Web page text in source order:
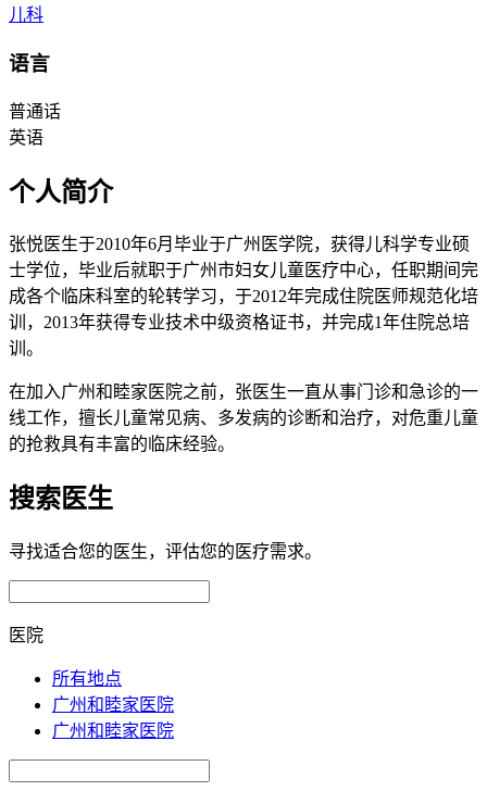
儿科
语言
普通话
英语
个人简介
张悦医生于2010年6月毕业于广州医学院，获得儿科学专业硕
士学位，毕业后就职于广州市妇女儿童医疗中心，任职期间完
成各个临床科室的轮转学习，于2012年完成住院医师规范化培
训，2013年获得专业技术中级资格证书，并完成1年住院总培
训。
在加入广州和睦家医院之前，张医生一直从事门诊和急诊的一
线工作，擅长儿童常见病、多发病的诊断和治疗，对危重儿童
的抢救具有丰富的临床经验。
搜索医生
寻找适合您的医生，评估您的医疗需求。
医院
所有地点
广州和睦家医院
广州和睦家医院